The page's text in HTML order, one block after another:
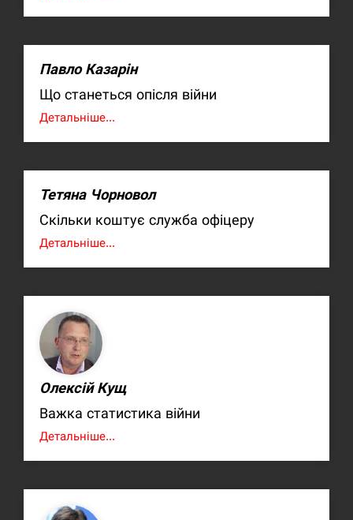
Павло Казарін
Що станеться опісля війни
Детальніше...
Тетяна Чорновол
Скільки коштує служба офіцеру
Детальніше...
Олексій Кущ
Важка статистика війни
Детальніше...